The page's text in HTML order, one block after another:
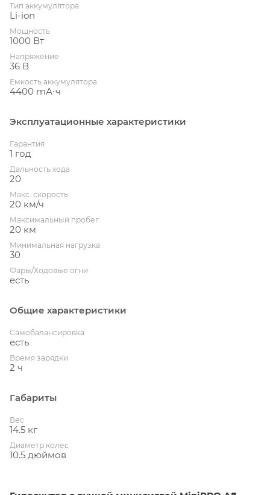
Тип аккумулятора
Li-ion
Мощность
1000 Вт
Напряжение
36 В
Емкость аккумулятора
4400 mА⋅ч
Эксплуатационные характеристики
Гарантия
1 год
Дальность хода
20
Макс. скорость
20 км/ч
Максимальный пробег
20 км
Минимальная нагрузка
30
Фары/Ходовые огни
есть
Общие характеристики
Cамобалансировка
есть
Время зарядки
2 ч
Габариты
Вес
14.5 кг
Диаметр колес
10.5 дюймов